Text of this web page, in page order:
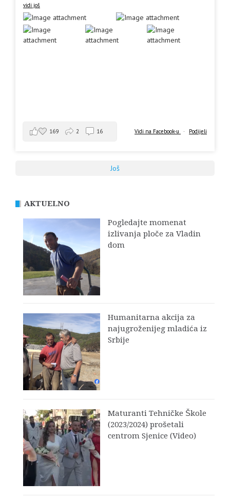
vidi još
Vidi na Facebook-u · Podijeli
169 2 16
Još
AKTUELNO
Pogledajte momenat
izlivanja ploče za Vladin
dom
Humanitarna akcija za
najugroženijeg mladića iz
Srbije
Maturanti Tehničke Škole
(2023/2024) prošetali
centrom Sjenice (Video)